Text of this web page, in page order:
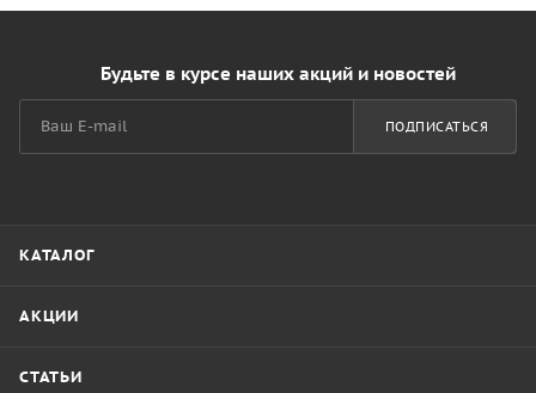
Будьте в курсе наших акций и новостей
ПОДПИСАТЬСЯ
КАТАЛОГ
АКЦИИ
СТАТЬИ